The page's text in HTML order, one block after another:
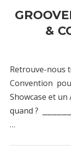
&
Retrouve-nous
Convention
Showcase et
quand ?
…